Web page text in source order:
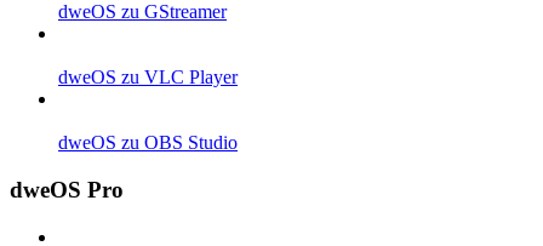
dweOS zu GStreamer
dweOS zu VLC Player
dweOS zu OBS Studio
dweOS Pro